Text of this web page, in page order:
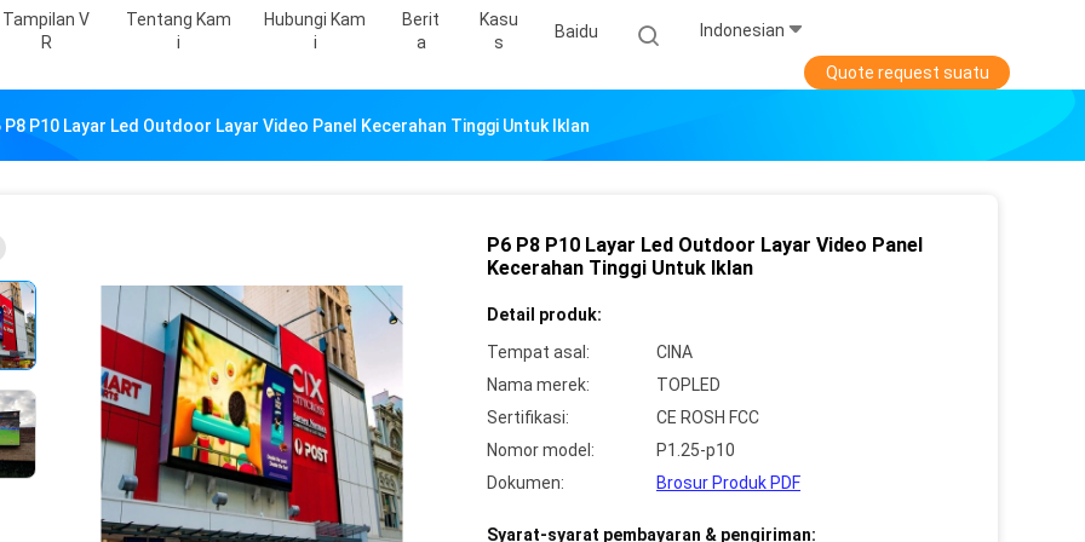
Tampilan V
R
Tentang Kam
I
Hubungi Kam
I
Berit
A
Kasu
S
Baidu Indonesian
Quote request suatu
P8 P10 Layar Led Outdoor Layar Video Panel Kecerahan Tinggi Untuk Iklan
P6 P8 P10 Layar Led Outdoor Layar Video Panel
Kecerahan Tinggi Untuk Iklan
Detail produk:
Tempat asal:
CINA
Nama merek:
TOPLED
Sertifikasi:
CE ROSH FCC
Nomor model:
P1.25-p10
Dokumen:
Brosur Produk PDF
Syarat-syarat pembayaran & pengiriman: